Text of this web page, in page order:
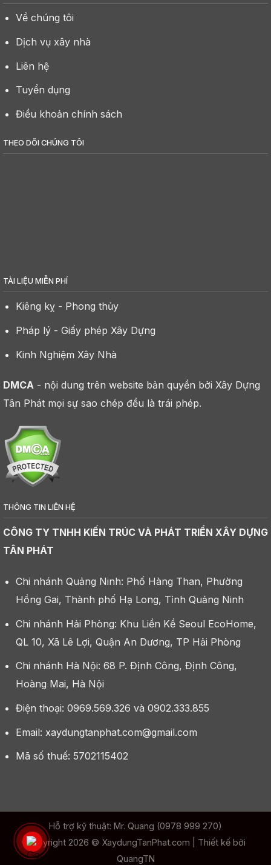
Về chúng tôi
Dịch vụ xây nhà
Liên hệ
Tuyển dụng
Điều khoản chính sách
THEO DÕI CHÚNG TÔI
TÀI LIỆU MIỄN PHÍ
Kiêng kỵ - Phong thủy
Pháp lý - Giấy phép Xây Dựng
Kinh Nghiệm Xây Nhà
DMCA - nội dung trên website bản quyền bởi Xây Dựng
Tân Phát mọi sự sao chép đều là trái phép.
THÔNG TIN LIÊN HỆ
CÔNG TY TNHH KIẾN TRÚC VÀ PHÁT TRIỂN XÂY DỰNG
TÂN PHÁT
Chi nhánh Quảng Ninh: Phố Hàng Than, Phường
Hồng Gai, Thành phố Hạ Long, Tỉnh Quảng Ninh
Chi nhánh Hải Phòng: Khu Liền Kề Seoul EcoHome,
QL 10, Xã Lê Lợi, Quận An Dương, TP Hải Phòng
Chi nhánh Hà Nội: 68 P. Định Công, Định Công,
Hoàng Mai, Hà Nội
Điện thoại: 0969.569.326 và 0902.333.855
Email: xaydungtanphat.com@gmail.com
Mã số thuế: 5702115402
Hỗ trợ kỹ thuật: Mr. Quang (0978 999 270)
Copyright 2026 © XaydungTanPhat.com | Thiết kế bởi
QuangTN